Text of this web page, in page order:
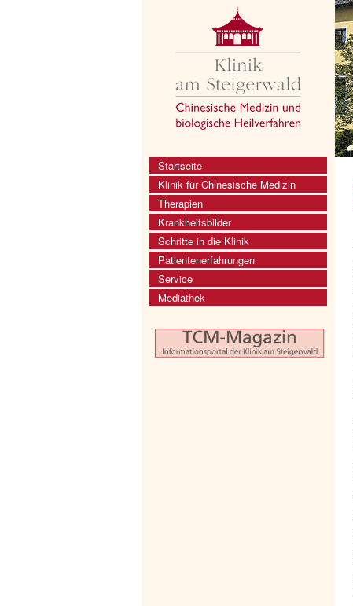
Startseite
Klinik für Chinesische Medizin
Therapien
Krankheitsbilder
Schritte in die Klinik
Patientenerfahrungen
Service
Mediathek